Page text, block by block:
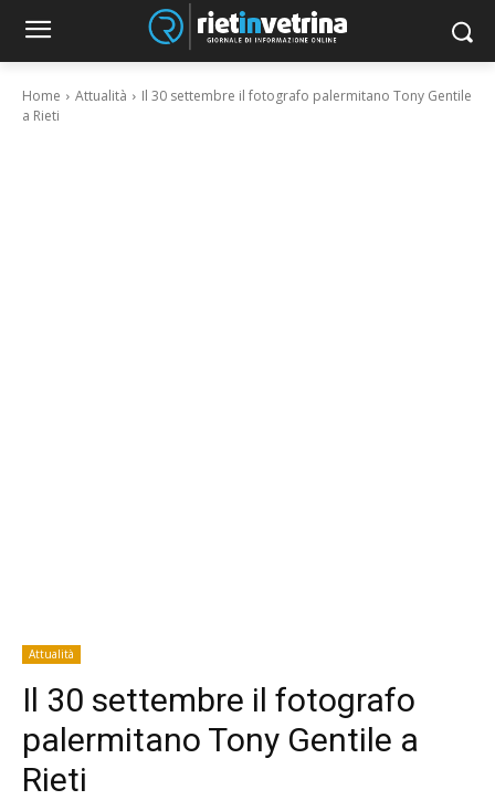
Home Attualità
Il 30 settembre il fotografo palermitano Tony Gentile
a Rieti
Attualità
Il 30 settembre il fotografo
palermitano Tony Gentile a
Rieti